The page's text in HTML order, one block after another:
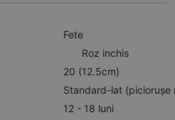
Fete
Roz inchis
20 (12.5cm)
Standard-lat (piciorușe
12 - 18 luni